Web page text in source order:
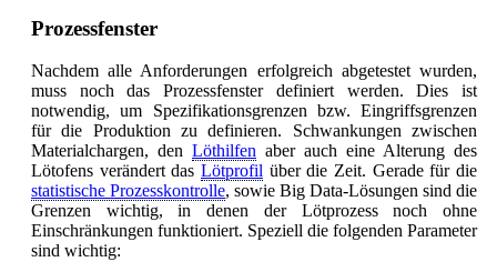
Prozessfenster
Nachdem alle Anforderungen erfolgreich abgetestet wurden,
muss noch das Prozessfenster definiert werden. Dies ist
notwendig, um Spezifikationsgrenzen bzw. Eingriffsgrenzen
für die Produktion zu definieren. Schwankungen zwischen
Materialchargen, den Löthilfen aber auch eine Alterung des
Lötofens verändert das Lötprofil über die Zeit. Gerade für die
statistische Prozesskontrolle, sowie Big Data-Lösungen sind die
Grenzen wichtig, in denen der Lötprozess noch ohne
Einschränkungen funktioniert. Speziell die folgenden Parameter
sind wichtig: